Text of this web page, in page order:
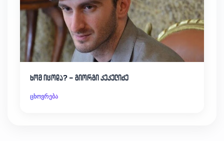
ხომ იცოდა? – გიორგი კეკელიძე
ცხოვრება